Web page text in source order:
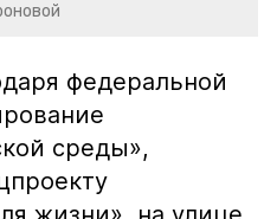
федеральной
среды»,